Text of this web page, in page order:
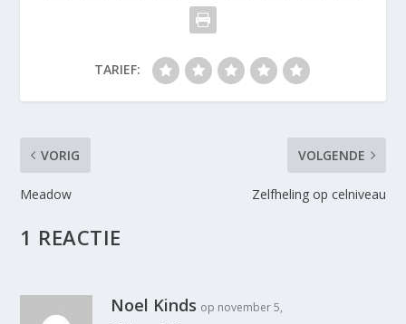
TARIEF:
VORIG
Meadow
VOLGENDE
Zelfheling op celniveau
1 REACTIE
Noel Kinds op november 5,